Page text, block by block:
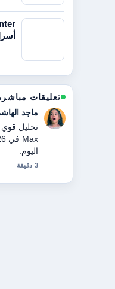
تعليقات
فهد
أتابع
والمناصب
الطرح
5 دقيقة